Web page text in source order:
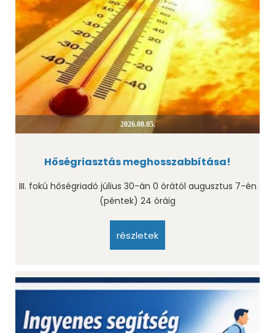
2026.08.05.
Hőségriasztás meghosszabbítása!
III. fokú hőségriadó július 30-án 0 órától augusztus 7-én
(péntek) 24 óráig
részletek